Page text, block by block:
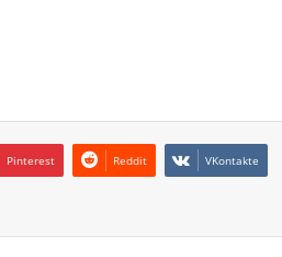
Pinterest Reddit VKontakte